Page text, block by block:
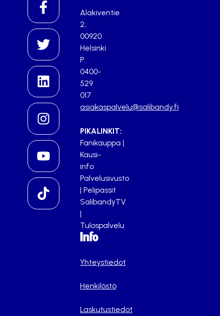
Alakiventie
2,
00920
Helsinki
P.
0400-
529
017
asiakaspalvelu@salibandy.fi
PIKALINKIT:
Fanikauppa |
Kausi-
info
Palvelusivusto
| Pelipassit
SalibandyTV
|
Tulospalvelu
Info
Yhteystiedot
Henkilöstö
Laskutustiedot